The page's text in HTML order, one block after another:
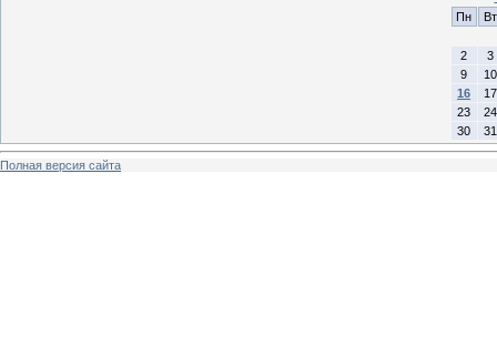
Пн
Вт
2
3
9
10
16
17
23
24
30
31
Полная версия сайта